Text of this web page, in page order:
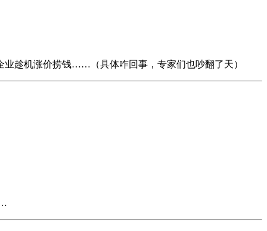
趁机涨价捞钱……（具体咋回事，专家们也吵翻了天）